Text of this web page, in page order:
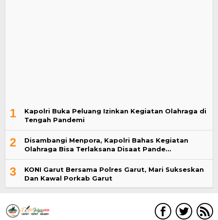
1
Kapolri Buka Peluang Izinkan Kegiatan Olahraga di
Tengah Pandemi
2
Disambangi Menpora, Kapolri Bahas Kegiatan
Olahraga Bisa Terlaksana Disaat Pande…
3
KONI Garut Bersama Polres Garut, Mari Sukseskan
Dan Kawal Porkab Garut